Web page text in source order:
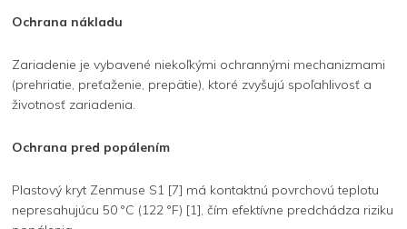
Ochrana nákladu
Zariadenie je vybavené niekoľkými ochrannými mechanizmami
(prehriatie, preťaženie, prepätie), ktoré zvyšujú spoľahlivosť a
životnosť zariadenia.
Ochrana pred popálením
Plastový kryt Zenmuse S1 [7] má kontaktnú povrchovú teplotu
nepresahujúcu 50 °C (122 °F) [1], čím efektívne predchádza riziku